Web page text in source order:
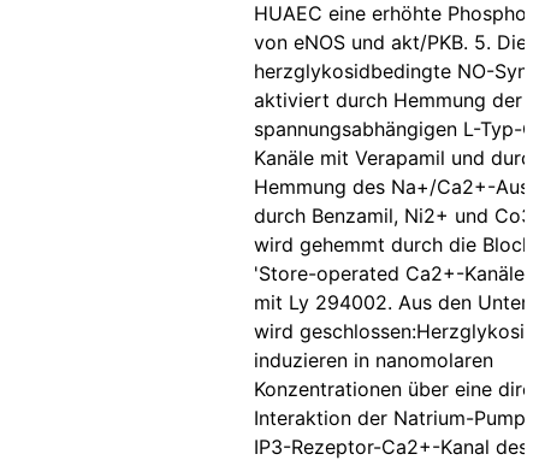
HUAEC eine erhöhte
von eNOS und akt/PKB. 5. Die
herzglykosidbedingte NO-
aktiviert durch Hemmung der
spannungsabhängigen L-Typ-
Kanäle mit Verapamil und
Hemmung des Na+/Ca2+-
durch Benzamil, Ni2+ und
wird gehemmt durch die
'Store-operated Ca2+-
mit Ly 294002. Aus den
wird
induzieren in nanomolaren
Konzentrationen über eine
Interaktion der Natrium-
IP3-Rezeptor-Ca2+-Kanal des